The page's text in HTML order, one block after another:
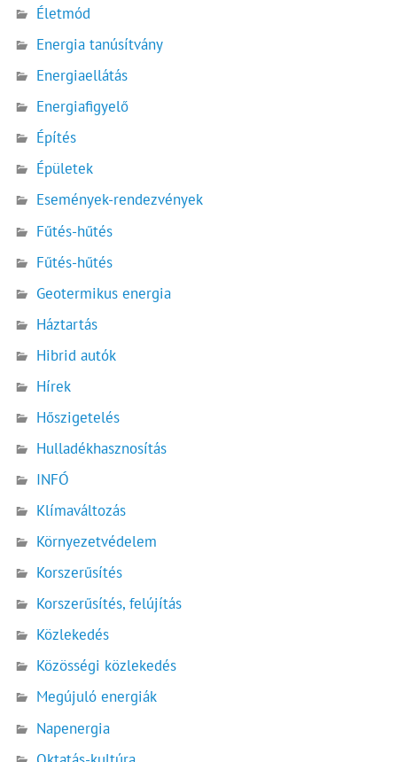
Életmód
Energia tanúsítvány
Energiaellátás
Energiafigyelő
Építés
Épületek
Események-rendezvények
Fűtés-hűtés
Fűtés-hűtés
Geotermikus energia
Háztartás
Hibrid autók
Hírek
Hőszigetelés
Hulladékhasznosítás
INFÓ
Klímaváltozás
Környezetvédelem
Korszerűsítés
Korszerűsítés, felújítás
Közlekedés
Közösségi közlekedés
Megújuló energiák
Napenergia